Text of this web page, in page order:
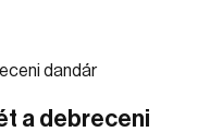
a debreceni